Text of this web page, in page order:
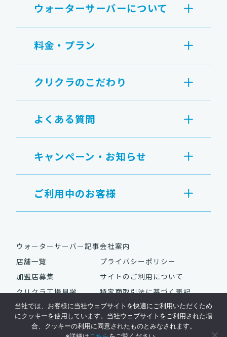
ウォーターサーバーについて
料金・プラン
クリクラのこだわり
よくある質問
キャンペーン・お知らせ
ご利用中のお客様
ウォーターサーバー記事
店舗一覧
加盟店募集
クリクラ工場見学
会社案内
プライバシーポリシー
サイトのご利用について
特定商取引法に基づく表記
Copyright © NAC Co., Ltd. All Rights Reserved.
当社では、お客様に当社ウェブサイトを快適にご利用いただくため
にクッキーを使用しています。当社ウェブサイトをご利用された場
合、クッキーの利用に同意されたものとみなされます。